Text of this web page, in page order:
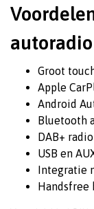
autoradio
Groot
Apple
Android
Bluetooth
DAB+
USB en
Integratie
Handsfree